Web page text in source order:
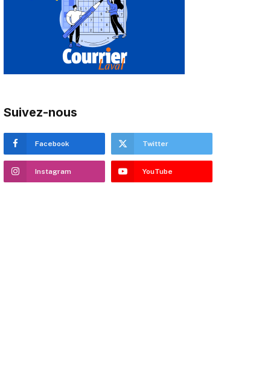
Suivez-nous
Facebook Twitter
Instagram YouTube